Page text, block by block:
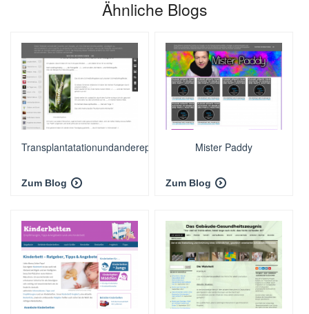
Ähnliche Blogs
Transplantatationundandereprobleme
Zum Blog
Mister Paddy
Zum Blog